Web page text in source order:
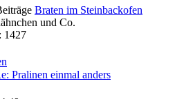
Braten im Steinbackofen
und Co.
: 1427
Pralinen einmal anders